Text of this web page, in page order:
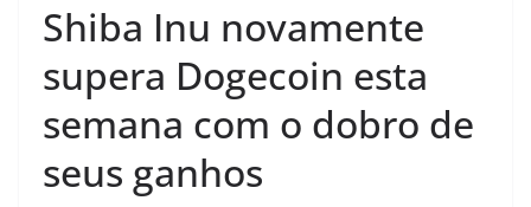
Shiba Inu novamente
supera Dogecoin esta
semana com o dobro de
seus ganhos